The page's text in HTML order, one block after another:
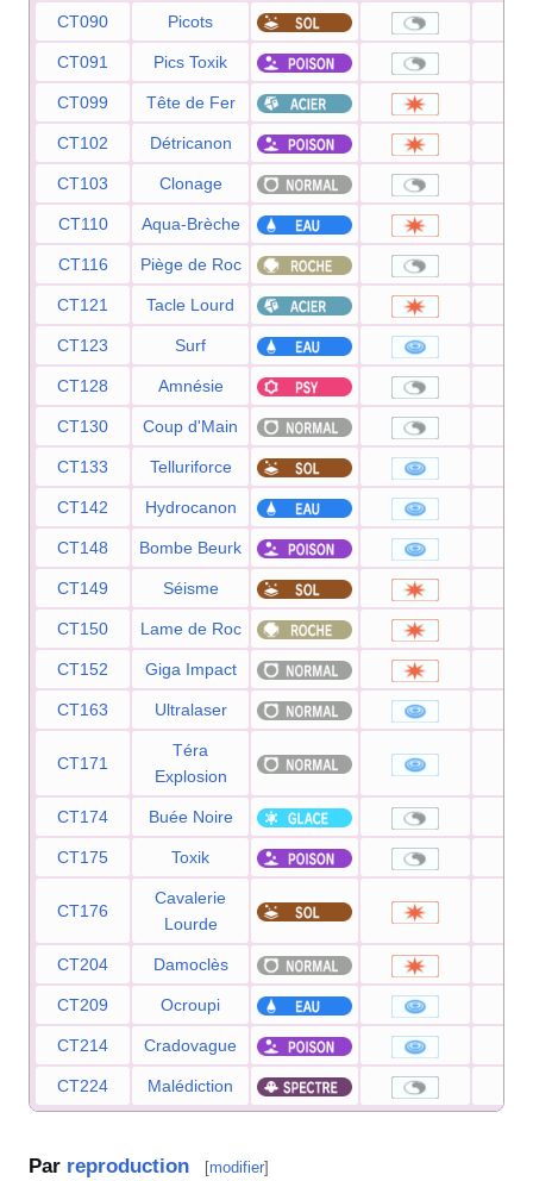
CT090 Picots
CT091 Pics Toxik
CT099 Tête de Fer
CT102 Détricanon
CT103 Clonage
CT110 Aqua-Brèche
CT116 Piège de Roc
CT121 Tacle Lourd
CT123 Surf
CT128 Amnésie
CT130 Coup d'Main
CT133 Telluriforce
CT142 Hydrocanon
CT148 Bombe Beurk
CT149 Séisme
CT150 Lame de Roc
CT152 Giga Impact
CT163 Ultralaser
CT171
Téra
Explosion
CT174 Buée Noire
CT175 Toxik
CT176
Cavalerie
Lourde
CT204 Damoclès
CT209 Ocroupi
CT214 Cradovague
CT224 Malédiction
Par reproduction [modifier]